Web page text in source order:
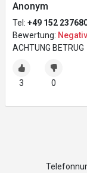
Anonym
Tel: +49 152
Bewertung: Negativ
ACHTUNG BETRUG
3 0